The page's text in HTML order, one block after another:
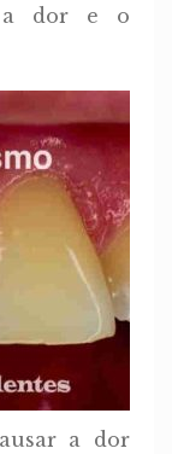
a dor e o
a dor